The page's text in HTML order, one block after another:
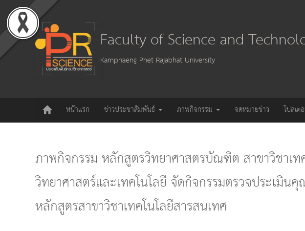
Faculty of Science and
Kamphaeng Phet Rajabhat University
หน้าแรก ข่าวประชาสัมพันธ์ ภาพกิจกรรม จดหมายข่าว โปสเต
ภาพกิจกรรม หลักสูตรวิทยาศาสตรบัณฑิต สาขาวิชาเ
วิทยาศาสตร์และเทคโนโลยี จัดกิจกรรมตรวจประเมิ
หลักสูตรสาขาวิชาเทคโนโลยีสารสนเทศ